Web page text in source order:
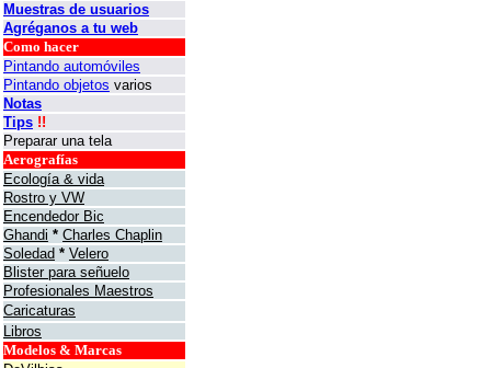
Muestras de usuarios
Agréganos a tu web
Como hacer
Pintando automóviles
Pintando objetos varios
Notas
Tips !!
Preparar una tela
Aerografías
Ecología & vida
Rostro y VW
Encendedor Bic
Ghandi * Charles Chaplin
Soledad * Velero
Blister para señuelo
Profesionales Maestros
Caricaturas
Libros
Modelos & Marcas